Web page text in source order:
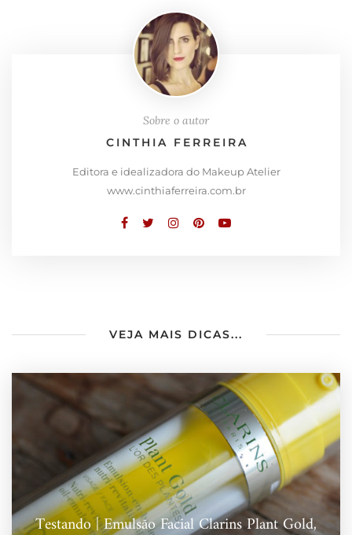
Sobre o autor
CINTHIA FERREIRA
Editora e idealizadora do Makeup Atelier
www.cinthiaferreira.com.br
VEJA MAIS DICAS...
Testando | Emulsão Facial Clarins Plant Gold,